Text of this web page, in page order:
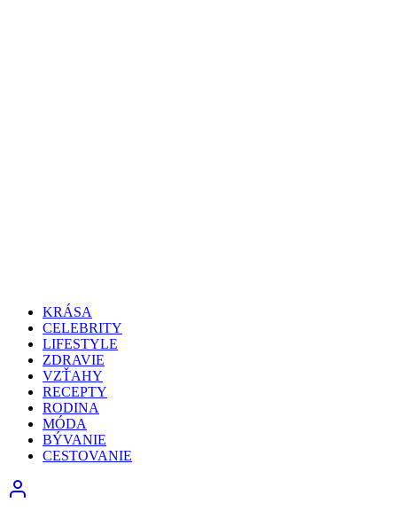
KRÁSA
CELEBRITY
LIFESTYLE
ZDRAVIE
VZŤAHY
RECEPTY
RODINA
MÓDA
BÝVANIE
CESTOVANIE